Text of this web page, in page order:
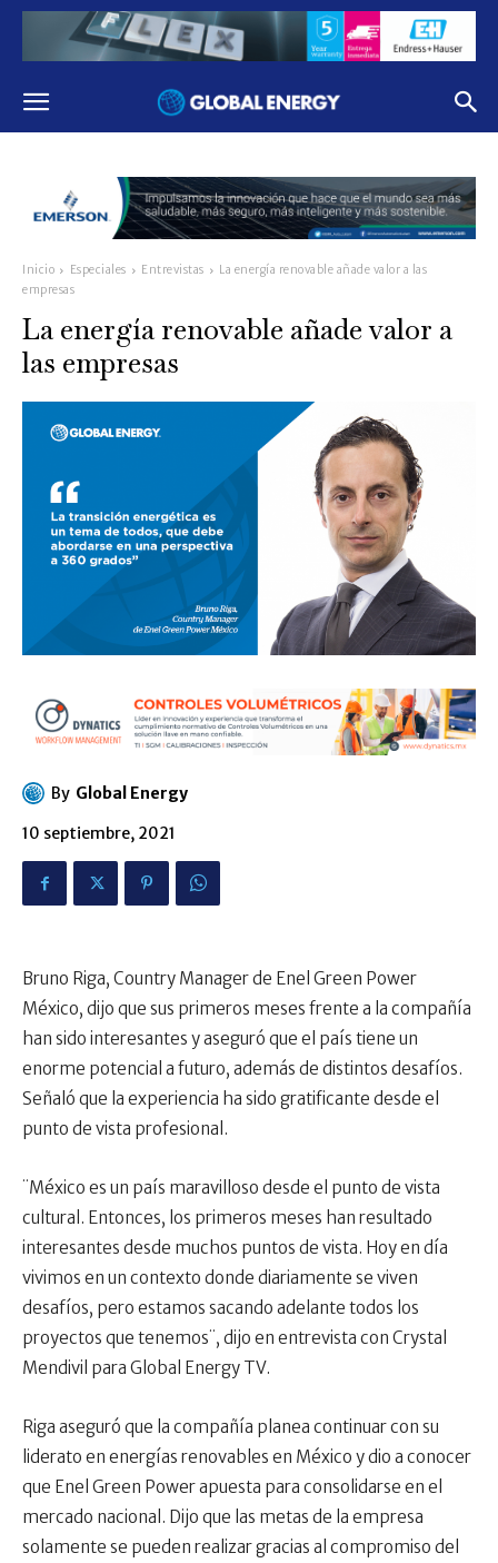
Inicio Especiales Entrevistas
La energía renovable añade valor a las
empresas
La energía renovable añade valor a
las empresas
By Global Energy
10 septiembre, 2021
Bruno Riga, Country Manager de Enel Green Power
México, dijo que sus primeros meses frente a la compañía
han sido interesantes y aseguró que el país tiene un
enorme potencial a futuro, además de distintos desafíos.
Señaló que la experiencia ha sido gratificante desde el
punto de vista profesional.
¨México es un país maravilloso desde el punto de vista
cultural. Entonces, los primeros meses han resultado
interesantes desde muchos puntos de vista. Hoy en día
vivimos en un contexto donde diariamente se viven
desafíos, pero estamos sacando adelante todos los
proyectos que tenemos¨, dijo en entrevista con Crystal
Mendivil para Global Energy TV.
Riga aseguró que la compañía planea continuar con su
liderato en energías renovables en México y dio a conocer
que Enel Green Power apuesta para consolidarse en el
mercado nacional. Dijo que las metas de la empresa
solamente se pueden realizar gracias al compromiso del